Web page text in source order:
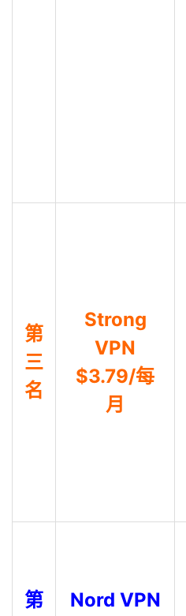
第
三
名
Strong
VPN
$3.79/每
月
第
Nord VPN